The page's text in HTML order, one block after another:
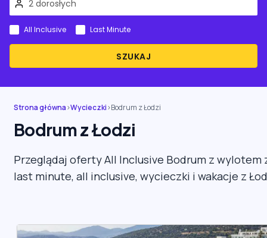
SZUKAJ
All Inclusive Last Minute
Strona główna›Wycieczki›Bodrum z Łodzi
Bodrum z Łodzi
Przeglądaj oferty All Inclusive Bodrum z wylotem
last minute, all inclusive, wycieczki i wakacje z